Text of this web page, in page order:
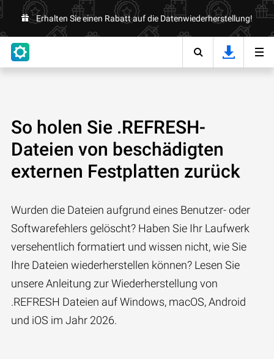
Erhalten Sie einen Rabatt auf die Datenwiederherstellung!
So holen Sie .REFRESH-
Dateien von beschädigten
externen Festplatten zurück
Wurden die Dateien aufgrund eines Benutzer- oder
Softwarefehlers gelöscht? Haben Sie Ihr Laufwerk
versehentlich formatiert und wissen nicht, wie Sie
Ihre Dateien wiederherstellen können? Lesen Sie
unsere Anleitung zur Wiederherstellung von
.REFRESH Dateien auf Windows, macOS, Android
und iOS im Jahr 2026.